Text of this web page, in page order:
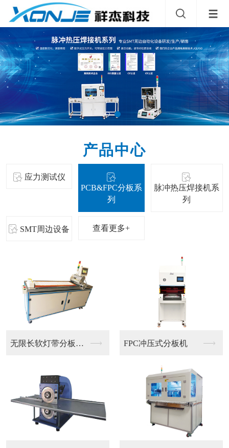
产品中心
应力测试仪
PCB&FPC分板系
列
脉冲热压焊接机系
列
SMT周边设备 查看更多+
FPC冲压式分板机 在线多头脉冲焊接机 ...